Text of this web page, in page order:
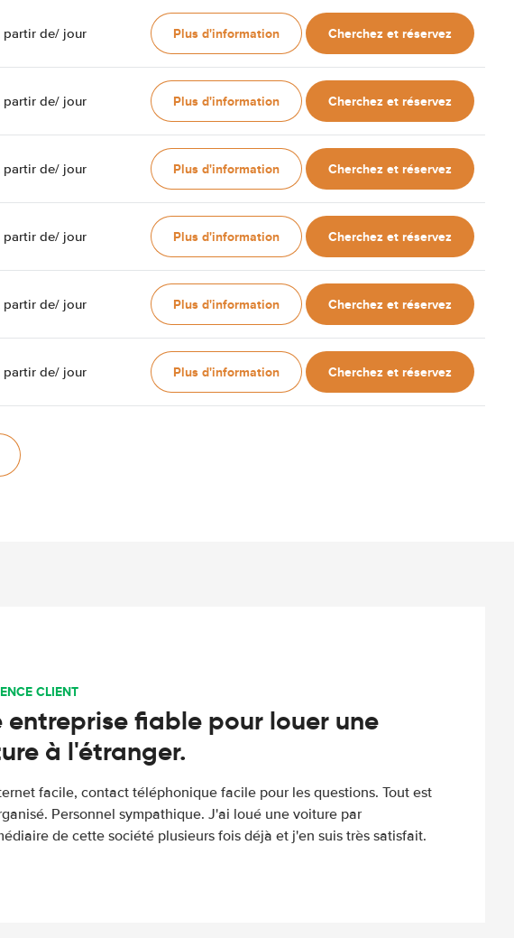
partir de/ jour Plus d'information Cherchez et réservez
partir de/ jour Plus d'information Cherchez et réservez
partir de/ jour Plus d'information Cherchez et réservez
partir de/ jour Plus d'information Cherchez et réservez
partir de/ jour Plus d'information Cherchez et réservez
partir de/ jour Plus d'information Cherchez et réservez
CLIENT
entreprise fiable pour louer une
à l'étranger.
facile, contact téléphonique facile pour les questions. Tout est
Personnel sympathique. J'ai loué une voiture par
de cette société plusieurs fois déjà et j'en suis très satisfait.